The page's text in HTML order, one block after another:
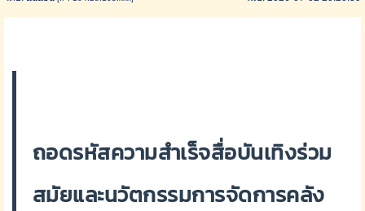
ถอดรหัสความสำเร็จสื่อบันเทิงร่วม
สมัยและนวัตกรรมการจัดการคลัง